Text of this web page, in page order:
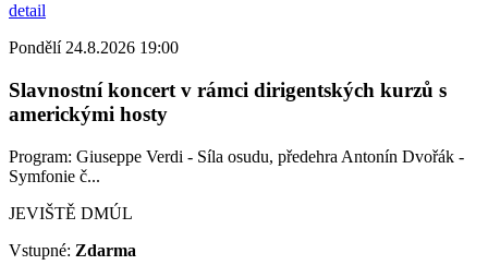
detail
Pondělí 24.8.2026 19:00
Slavnostní koncert v rámci dirigentských kurzů s
americkými hosty
Program: Giuseppe Verdi - Síla osudu, předehra Antonín Dvořák -
Symfonie č...
JEVIŠTĚ DMÚL
Vstupné: Zdarma